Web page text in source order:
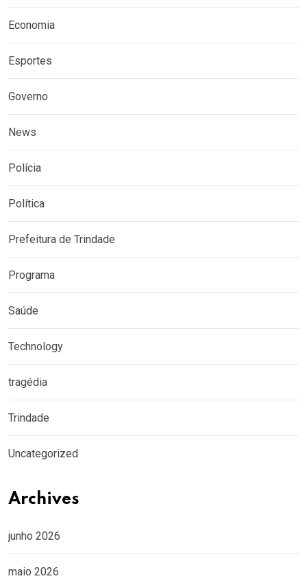
Economia
Esportes
Governo
News
Polícia
Política
Prefeitura de Trindade
Programa
Saúde
Technology
tragédia
Trindade
Uncategorized
Archives
junho 2026
maio 2026